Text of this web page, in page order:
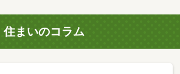
住まいのコラム